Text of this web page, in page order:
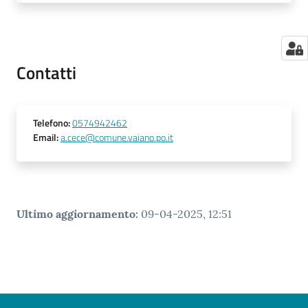
Contatti
Telefono:0574942462
Email:a.cece@comune.vaiano.po.it
Ultimo aggiornamento: 09-04-2025, 12:51